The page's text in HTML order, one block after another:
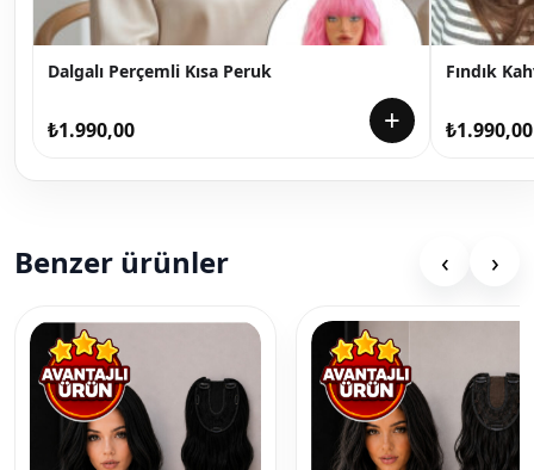
Dalgalı Perçemli Kısa Peruk
₺1.990,00 +
Fındık
₺1.990,00
Benzer ürünler ‹ ›